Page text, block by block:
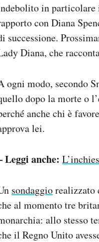
in particolare
con Diana
successione.
Diana, che
ogni modo, secondo
dopo la morte o
anche chi è
lei.
Leggi anche:
sondaggiorealizzato
al momento tre
allo stesso
il Regno Unito